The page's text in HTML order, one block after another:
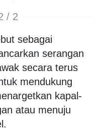
/ 2
sebagai
serangan
secara terus
mendukung
kapal-
atau menuju